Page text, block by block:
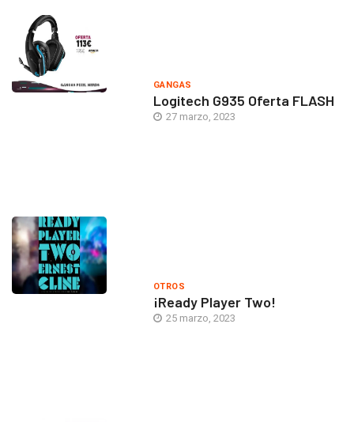
GANGAS
Logitech G935 Oferta FLASH
27 marzo, 2023
OTROS
¡Ready Player Two!
25 marzo, 2023